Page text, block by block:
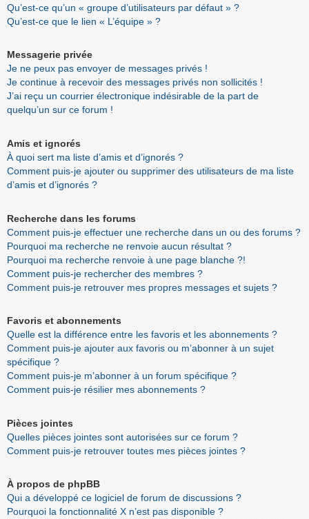
Qu’est-ce qu’un « groupe d’utilisateurs par défaut » ?
Qu’est-ce que le lien « L’équipe » ?
Messagerie privée
Je ne peux pas envoyer de messages privés !
Je continue à recevoir des messages privés non sollicités !
J’ai reçu un courrier électronique indésirable de la part de
quelqu’un sur ce forum !
Amis et ignorés
À quoi sert ma liste d’amis et d’ignorés ?
Comment puis-je ajouter ou supprimer des utilisateurs de ma liste
d’amis et d’ignorés ?
Recherche dans les forums
Comment puis-je effectuer une recherche dans un ou des forums ?
Pourquoi ma recherche ne renvoie aucun résultat ?
Pourquoi ma recherche renvoie à une page blanche ?!
Comment puis-je rechercher des membres ?
Comment puis-je retrouver mes propres messages et sujets ?
Favoris et abonnements
Quelle est la différence entre les favoris et les abonnements ?
Comment puis-je ajouter aux favoris ou m’abonner à un sujet
spécifique ?
Comment puis-je m’abonner à un forum spécifique ?
Comment puis-je résilier mes abonnements ?
Pièces jointes
Quelles pièces jointes sont autorisées sur ce forum ?
Comment puis-je retrouver toutes mes pièces jointes ?
À propos de phpBB
Qui a développé ce logiciel de forum de discussions ?
Pourquoi la fonctionnalité X n’est pas disponible ?